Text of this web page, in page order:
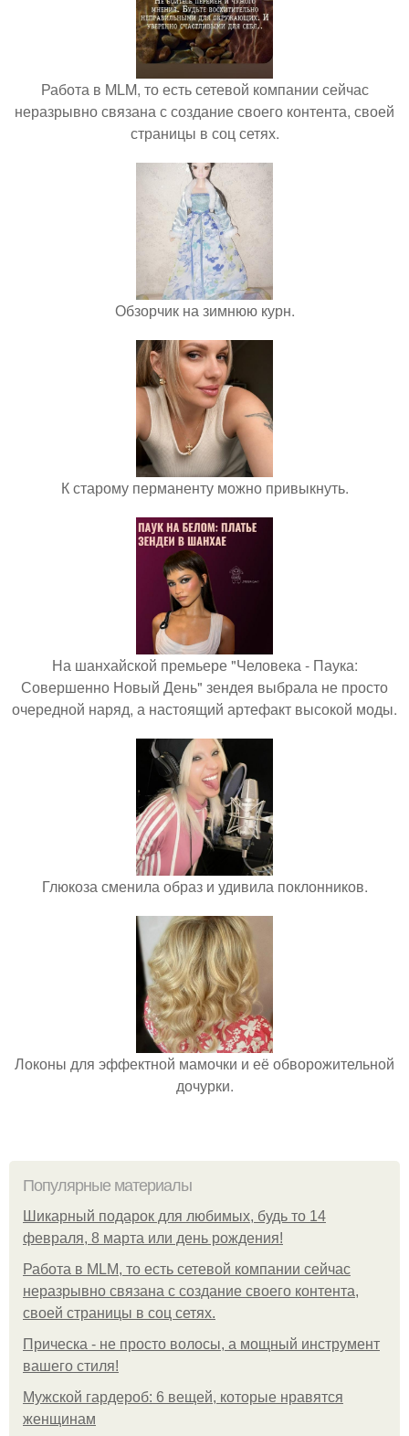
Работа в MLM, то есть сетевой компании сейчас
неразрывно связана с создание своего контента, своей
страницы в соц сетях.
Обзорчик на зимнюю курн.
К старому перманенту можно привыкнуть.
На шанхайской премьере "Человека - Паука:
Совершенно Новый День" зендея выбрала не просто
очередной наряд, а настоящий артефакт высокой моды.
Глюкоза сменила образ и удивила поклонников.
Локоны для эффектной мамочки и её обворожительной
дочурки.
Популярные материалы
Шикарный подарок для любимых, будь то 14
февраля, 8 марта или день рождения!
Работа в MLM, то есть сетевой компании сейчас
неразрывно связана с создание своего контента,
своей страницы в соц сетях.
Прическа - не просто волосы, а мощный инструмент
вашего стиля!
Мужской гардероб: 6 вещей, которые нравятся
женщинам